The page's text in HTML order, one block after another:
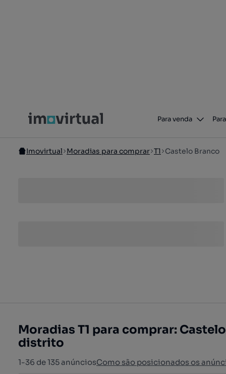
Para venda
Imovirtual Moradias para comprar T1 Castelo Branco
Moradias T1 para comprar:
distrito
1-36 de 135 anúnciosComo são posicionados os